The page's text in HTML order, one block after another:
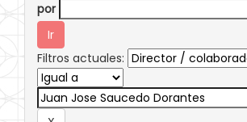
por
Filtros actuales: